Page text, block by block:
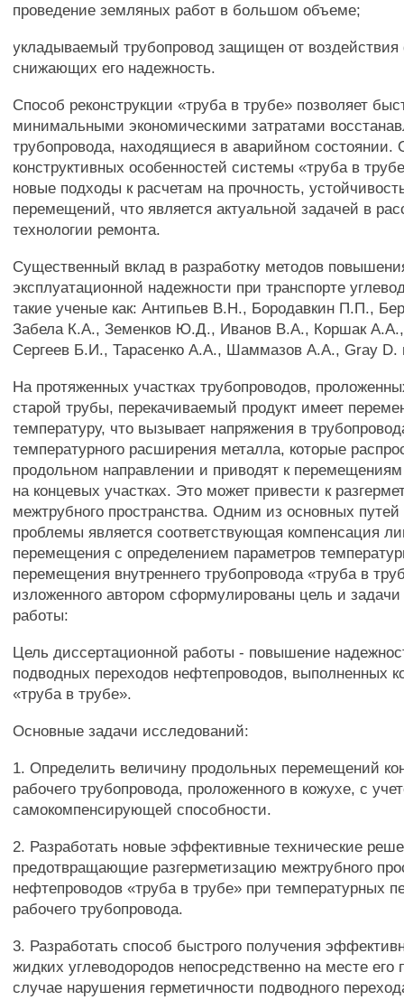
проведение земляных работ в большом объеме;
укладываемый трубопровод защищен от воздействия
снижающих его надежность.
Способ реконструкции «труба в трубе» позволяет
минимальными экономическими затратами
трубопровода, находящиеся в аварийном состоянии.
конструктивных особенностей системы «труба в
новые подходы к расчетам на прочность,
перемещений, что является актуальной задачей в
технологии ремонта.
Существенный вклад в разработку методов
эксплуатационной надежности при транспорте
такие ученые как: Антипьев В.Н., Бородавкин П.П.,
Забела К.А., Земенков Ю.Д., Иванов В.А., Коршак
Сергеев Б.И., Тарасенко A.A., Шаммазов A.A., Gray D.
На протяженных участках трубопроводов,
старой трубы, перекачиваемый продукт имеет
температуру, что вызывает напряжения в
температурного расширения металла, которые
продольном направлении и приводят к
на концевых участках. Это может привести к
межтрубного пространства. Одним из основных
проблемы является соответствующая компенсация
перемещения с определением параметров
перемещения внутреннего трубопровода «труба в
изложенного автором сформулированы цель и
работы:
Цель диссертационной работы - повышение
подводных переходов нефтепроводов, выполненных
«труба в трубе».
Основные задачи исследований:
1. Определить величину продольных перемещений
рабочего трубопровода, проложенного в кожухе, с
самокомпенсирующей способности.
2. Разработать новые эффективные технические
предотвращающие разгерметизацию межтрубного
нефтепроводов «труба в трубе» при температурных
рабочего трубопровода.
3. Разработать способ быстрого получения
жидких углеводородов непосредственно на месте его
случае нарушения герметичности подводного